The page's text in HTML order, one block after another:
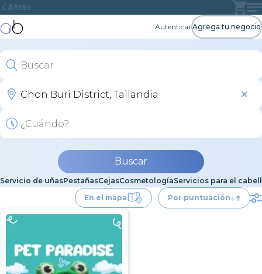
Atrás
AutenticarAgrega tu negocio
Buscar
Servicio de uñasPestañasCejasCosmetologíaServicios para el
En el mapa
Por puntuación